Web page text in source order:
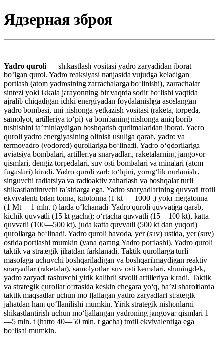
Ядзерная зброя
Yadro quroli — shikastlash vositasi yadro zaryadidan iborat
boʻlgan qurol. Yadro reaksiyasi natijasida vujudga keladigan
portlash (atom yadrosining zarrachalarga boʻlinishi), zarrachalar
sintezi yoki ikkala jarayonning bir vaqtda sodir boʻlishi vaqtida
ajralib chiqadigan ichki energiyadan foydalanishga asoslangan
yadro bombasi, uni nishonga yetkazish vositasi (raketa, torpeda,
samolyot, artilleriya toʻpi) va bombaning nishonga aniq borib
tushishini taʼminlaydigan boshqarish qurilmalaridan iborat. Yadro
quroli yadro energiyasining olinish usuliga qarab, yadro va
termoyadro (vodorod) qurollariga boʻlinadi. Yadro oʻqdorilariga
aviatsiya bombalari, artilleriya snaryadlari, raketalarning jangovor
qismlari, dengiz torpedalari, suv osti bombalari va minalari (atom
fugaslari) kiradi. Yadro quroli zarb toʻlqini, yorugʻlik nurlanishi,
singuvchi radiatsiya va radioaktiv zaharlash va boshqalar turli
shikastlantiruvchi taʼsirlarga ega. Yadro snaryadlarining quvvati trotil
ekvivalenti bilan tonna, kilotonna (1 kt — 1000 t) yoki megatonna
(1 Mt— 1 mln. t) larda oʻlchanadi. Yadro quroli quvvatiga qarab,
kichik quvvatli (15 kt gacha); oʻrtacha quvvatli (15—100 kt), katta
quvvatli (100—500 kt), juda katta quvvatli (500 kt dan yuqori)
qurollarga boʻlinadi. Yadro quroli havoda, yer (suv) ustida, yer (suv)
ostida portlashi mumkin (yana qarang Yadro portlashi). Yadro quroli
taktik va strategik jihatdan farklanadi. Taktik qurollarga turli
masofaga uchuvchi boshqariladigan va boshqarilmaydigan reaktiv
snaryadlar (raketalar), samolyotlar, suv osti kemalari, shuningdek,
yadro zaryadi tashuvchi yirik kalibrli stvolli artilleriya kiradi. Taktik
va strategik qurollar oʻrtasida keskin chegara yoʻq, baʼzi sharoitlarda
taktik maqsadlar uchun moʻljallagan yadro zaryadlari strategik
jahatdan ham qoʻllanilishi mumkin. Yirik strategik nishonlarni
shikastlantirish uchun moʻljallangan yadroning jangovar qismlari 1
—5 mln. t (hatto 40—50 mln. t gacha) trotil ekvivalentiga ega
boʻlishi mumkin.